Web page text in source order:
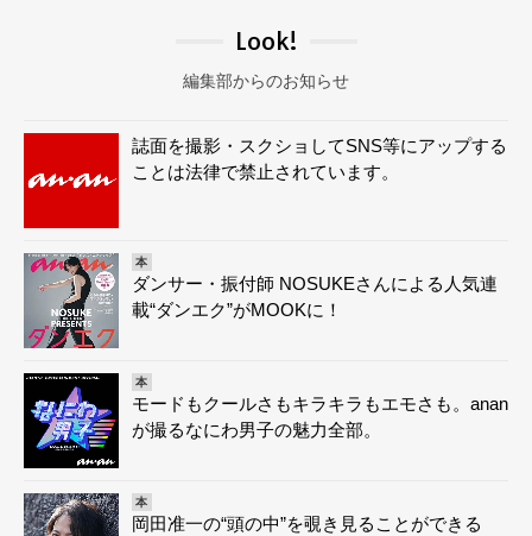
Look!
編集部からのお知らせ
誌面を撮影・スクショしてSNS等にアップする
ことは法律で禁止されています。
本
ダンサー・振付師 NOSUKEさんによる人気連
載“ダンエク”がMOOKに！
本
モードもクールさもキラキラもエモさも。anan
が撮るなにわ男子の魅力全部。
本
岡田准一の“頭の中”を覗き見ることができる